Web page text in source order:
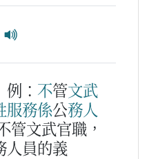
例： 不管文武
服務係公務人
管文武官職，
人員的義